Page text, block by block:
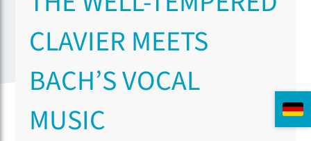
CLAVIER MEETS
BACH’S VOCAL
MUSIC